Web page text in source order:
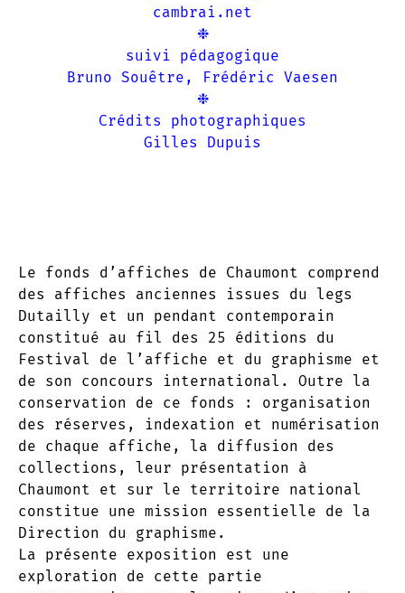
cambrai.net
❉
suivi pédagogique
Bruno Souêtre, Frédéric Vaesen
❉
Crédits photographiques
Gilles Dupuis
Le fonds d’affiches de Chaumont comprend
des affiches anciennes issues du legs
Dutailly et un pendant contemporain
constitué au fil des 25 éditions du
Festival de l’affiche et du graphisme et
de son concours international. Outre la
conservation de ce fonds : organisation
des réserves, indexation et numérisation
de chaque affiche, la diffusion des
collections, leur présentation à
Chaumont et sur le territoire national
constitue une mission essentielle de la
Direction du graphisme.
La présente exposition est une
exploration de cette partie